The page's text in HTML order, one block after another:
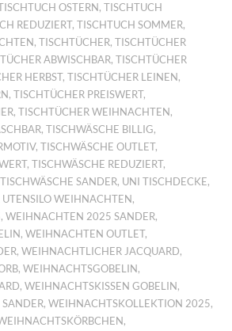
OSTERN,TISCHTUCH
REDUZIERT,TISCHTUCH SOMMER,
,TISCHTÜCHER,TISCHTÜCHER
ABWISCHBAR,TISCHTÜCHER
HERBST,TISCHTÜCHER LEINEN,
,TISCHTÜCHER PREISWERT,
,TISCHTÜCHER WEIHNACHTEN,
,TISCHWÄSCHE BILLIG,
,TISCHWÄSCHE OUTLET,
,TISCHWÄSCHE REDUZIERT,
TISCHWÄSCHE SANDER, UNI TISCHDECKE,
UTENSILO WEIHNACHTEN,
,WEIHNACHTEN 2025 SANDER,
,WEIHNACHTEN OUTLET,
,WEIHNACHTLICHER JACQUARD,
,WEIHNACHTSGOBELIN,
,WEIHNACHTSKISSEN GOBELIN,
,WEIHNACHTSKOLLEKTION 2025,
,